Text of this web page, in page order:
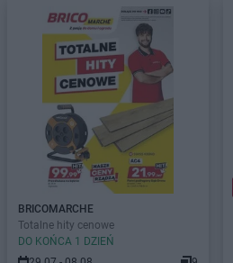
BRICOMARCHE
Totalne hity cenowe
DO KOŃCA 1 DZIEŃ